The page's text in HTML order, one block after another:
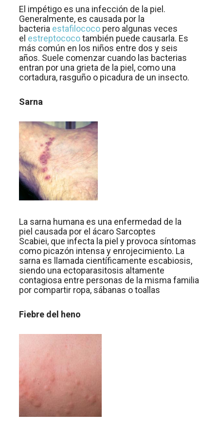
El impétigo es una infección de la piel.
Generalmente, es causada por la
bacteria estafilococo pero algunas veces
el estreptococotambién puede causarla. Es
más común en los niños entre dos y seis
años. Suele comenzar cuando las bacterias
entran por una grieta de la piel, como una
cortadura, rasguño o picadura de un insecto.
Sarna
La sarna humana es una enfermedad de la
piel causada por el ácaro Sarcoptes
Scabiei, que infecta la piel y provoca síntomas
como picazón intensa y enrojecimiento. La
sarna es llamada científicamente escabiosis,
siendo una ectoparasitosis altamente
contagiosa entre personas de la misma familia
por compartir ropa, sábanas o toallas
Fiebre del heno